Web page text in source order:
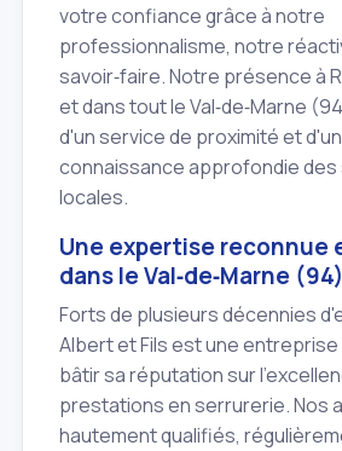
votre confiance grâce à notre
professionnalisme, notre
savoir‑faire. Notre présence à
et dans tout le Val‑de‑Marne
d'un service de proximité et
connaissance approfondie
locales.
Une expertise reconnue
dans le Val‑de‑Marne (94)
Forts de plusieurs décennies
Albert et Fils est une entreprise
bâtir sa réputation sur
prestations en serrurerie. Nos
hautement qualifiés,